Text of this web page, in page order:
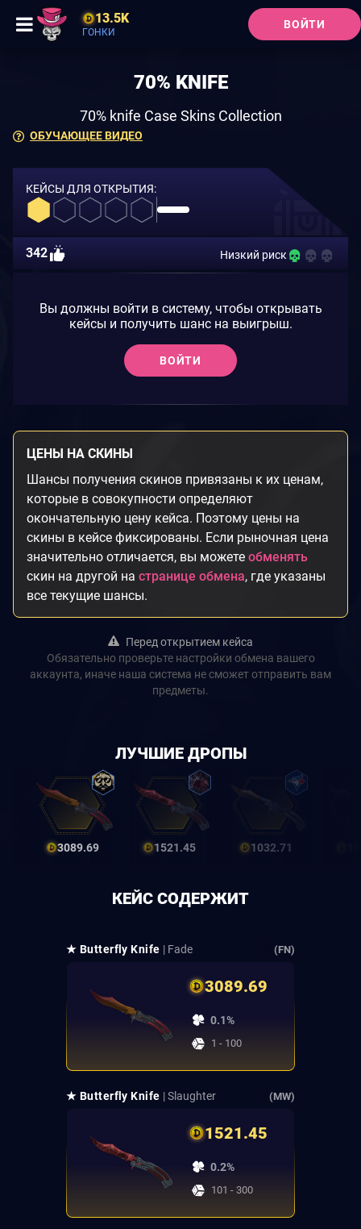
13.5K
ГОНКИ
ВОЙТИ
ОБУЧАЮЩЕЕ ВИДЕО
70% KNIFE
70% knife Case Skins Collection
КЕЙСЫ ДЛЯ ОТКРЫТИЯ:
342 Низкий риск
Вы должны войти в систему, чтобы открывать
кейсы и получить шанс на выигрыш.
ВОЙТИ
ЦЕНЫ НА СКИНЫ
Шансы получения скинов привязаны к их ценам,
которые в совокупности определяют
окончательную цену кейса. Поэтому цены на
скины в кейсе фиксированы. Если рыночная цена
значительно отличается, вы можете обменять
скин на другой на странице обмена, где указаны
все текущие шансы.
Перед открытием кейса
Обязательно проверьте настройки обмена вашего
аккаунта, иначе наша система не сможет отправить вам
предметы.
ЛУЧШИЕ ДРОПЫ
3089.69 1521.45 1032.71
КЕЙС СОДЕРЖИТ
★ Butterfly Knife | Fade (FN)
3089.69
0.1%
1 - 100
★ Butterfly Knife | Slaughter (MW)
1521.45
0.2%
101 - 300